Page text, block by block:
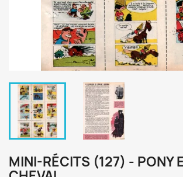
MINI-RÉCITS (127) - PONY